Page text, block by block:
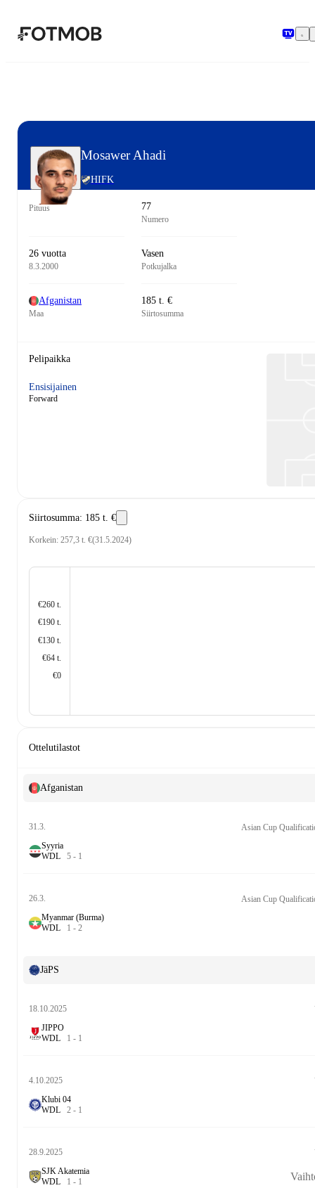
Mosawer Ahadi
HIFK
Pituus 77
Numero
26 vuotta
8.3.2000
Vasen
Potkujalka
Afganistan
Maa
185 t. €
Siirtosumma
Pelipaikka
Ensisijainen
Forward
Siirtosumma: 185 t. €
Korkein: 257,3 t. €(31.5.2024)
€260 t.
€190 t.
€130 t.
€64 t.
€0
Ottelutilastot
Afganistan
31.3.
Syyria
WDL 5 - 1
26.3.
Myanmar (Burma)
WDL 1 - 2
JäPS
18.10.2025
JIPPO
WDL 1 - 1
4.10.2025
Klubi 04
WDL 2 - 1
28.9.2025
SJK Akatemia
WDL 1 - 1